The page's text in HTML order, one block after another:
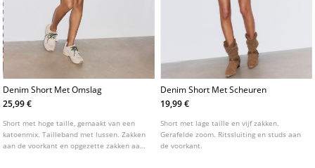
Denim Short Met Omslag
25,99 €
Short met hoge taille, gemaakt van een
katoenmix. Tailleband met lussen. Zakken
aan de voorkant en opgezette zakken aan
Denim Short Met Scheuren
19,99 €
Short met lage taille en vijf zakken.
Gerafelde zoom. Ritssluiting en studs aan
de voorkant.